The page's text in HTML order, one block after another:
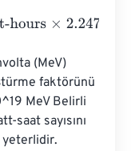
×2.247e 19
(MeV)
faktörünü
MeV Belirli
saat sayısını
yeterlidir.